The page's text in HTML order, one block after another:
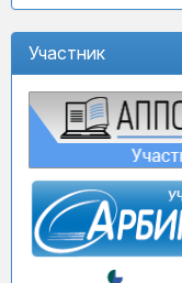
Участник